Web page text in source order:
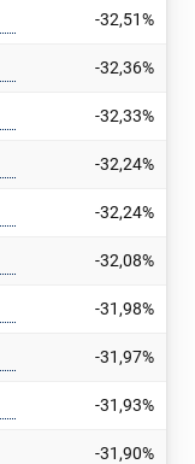
-32,51%
-32,36%
-32,33%
-32,24%
-32,24%
-32,08%
-31,98%
-31,97%
-31,93%
-31,90%